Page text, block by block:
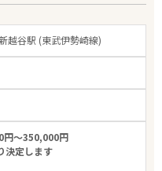
越谷駅 (東武伊勢崎線)
円～350,000円
決定します